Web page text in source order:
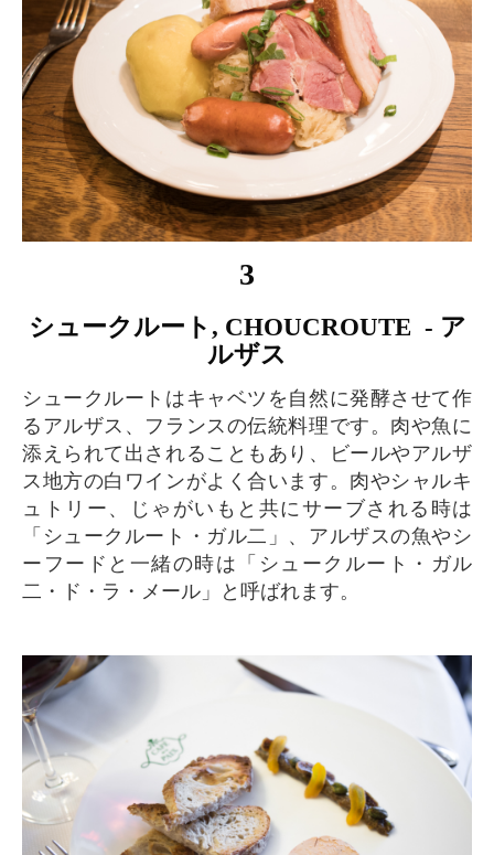
3
シュークルート, CHOUCROUTE - ア
ルザス
シュークルートはキャベツを自然に発酵させて作
るアルザス、フランスの伝統料理です。肉や魚に
添えられて出されることもあり、ビールやアルザ
ス地方の白ワインがよく合います。肉やシャルキ
ュトリー、じゃがいもと共にサーブされる時は
「シュークルート・ガル二」、アルザスの魚やシ
ーフードと一緒の時は「シュークルート・ガル
二・ド・ラ・メール」と呼ばれます。